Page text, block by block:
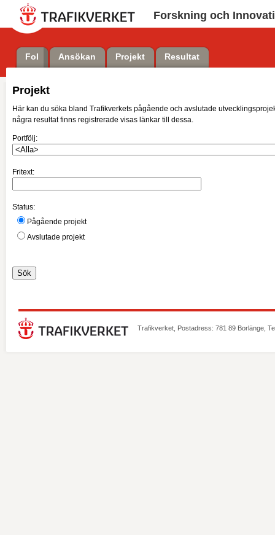
Forskning och
FoI Ansökan Projekt Resultat
Projekt
Här kan du söka bland Trafikverkets pågående och avslutade
några resultat finns registrerade visas länkar till dessa.
Portfölj:
Fritext:
Status:
Pågående projekt
Avslutade projekt
Trafikverket, Postadress: 781 89 Borlänge,